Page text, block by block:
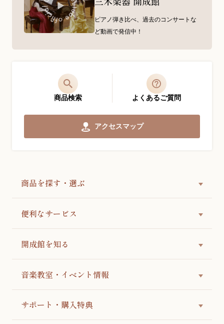
ピアノ弾き比べ、過去のコンサートな
ど動画で発信中！
商品検索 よくあるご質問
アクセスマップ
商品を探す・選ぶ
便利なサービス
開成館を知る
音楽教室・イベント情報
サポート・購入特典